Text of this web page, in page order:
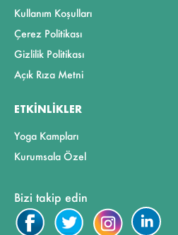
Kullanım Koşulları
Çerez Politikası
Gizlilik Politikası
Açık Rıza Metni
ETKINLIKLER
Yoga Kampları
Kurumsala Özel
Bizi takip edin